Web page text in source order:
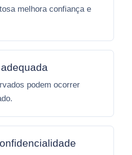
melhora confiança e
podem ocorrer